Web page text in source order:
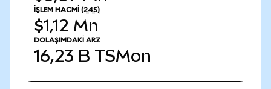
İŞLEM HACMI (24S)
$1,12 Mn
DOLAŞIMDAKI ARZ
16,23 B TSMon